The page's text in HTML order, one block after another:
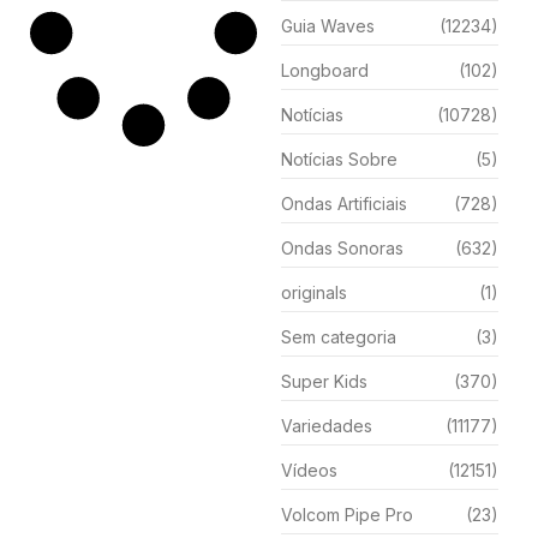
Guia Waves (12234)
Longboard (102)
Notícias (10728)
Notícias Sobre (5)
Ondas Artificiais (728)
Ondas Sonoras (632)
originals (1)
Sem categoria (3)
Super Kids (370)
Variedades (11177)
Vídeos (12151)
Volcom Pipe Pro (23)